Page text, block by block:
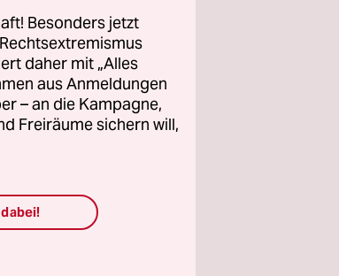
Besonders jetzt
daher mit „Alles
aus Anmeldungen
– an die Kampagne,
Freiräume sichern will,